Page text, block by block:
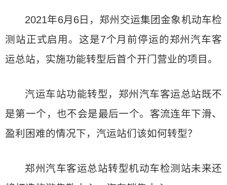
2021年6月6日，郑州交运集团金象机动车检
测站正式启用。这是7个月前停运的郑州汽车客
运总站，实施功能转型后首个开门营业的项目。
汽运车站功能转型，郑州汽车客运总站既不
是第一个，也不会是最后一个。客流连年下滑、
盈利困难的情况下，汽运站们该如何转型？
郑州汽车客运总站转型机动车检测站未来还